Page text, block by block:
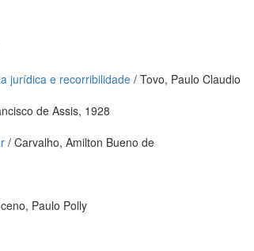
jurídica e recorribilidade / Tovo, Paulo Claudio
de Assis, 1928
/ Carvalho, Amilton Bueno de
Paulo Polly